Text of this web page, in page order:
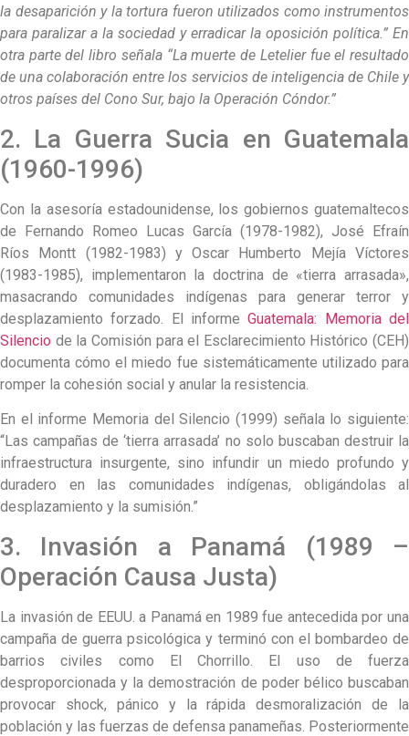
la desaparición y la tortura fueron utilizados como instrumentos
para paralizar a la sociedad y erradicar la oposición política.” En
otra parte del libro señala “La muerte de Letelier fue el resultado
de una colaboración entre los servicios de inteligencia de Chile y
otros países del Cono Sur, bajo la Operación Cóndor.”
2. La Guerra Sucia en Guatemala
(1960-1996)
Con la asesoría estadounidense, los gobiernos guatemaltecos
de Fernando Romeo Lucas García (1978-1982), José Efraín
Ríos Montt (1982-1983) y Oscar Humberto Mejía Víctores
(1983-1985), implementaron la doctrina de «tierra arrasada»,
masacrando comunidades indígenas para generar terror y
desplazamiento forzado. El informeGuatemala: Memoria del
Silencio de la Comisión para el Esclarecimiento Histórico (CEH)
documenta cómo el miedo fue sistemáticamente utilizado para
romper la cohesión social y anular la resistencia.
En el informe Memoria del Silencio (1999) señala lo siguiente:
“Las campañas de ‘tierra arrasada’ no solo buscaban destruir la
infraestructura insurgente, sino infundir un miedo profundo y
duradero en las comunidades indígenas, obligándolas al
desplazamiento y la sumisión.”
3. Invasión a Panamá (1989 –
Operación Causa Justa)
La invasión de EEUU. a Panamá en 1989 fue antecedida por una
campaña de guerra psicológica y terminó con el bombardeo de
barrios civiles como El Chorrillo. El uso de fuerza
desproporcionada y la demostración de poder bélico buscaban
provocar shock, pánico y la rápida desmoralización de la
población y las fuerzas de defensa panameñas. Posteriormente